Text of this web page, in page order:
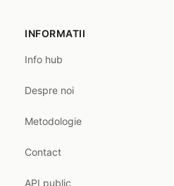
INFORMATII
Info hub
Despre noi
Metodologie
Contact
API public